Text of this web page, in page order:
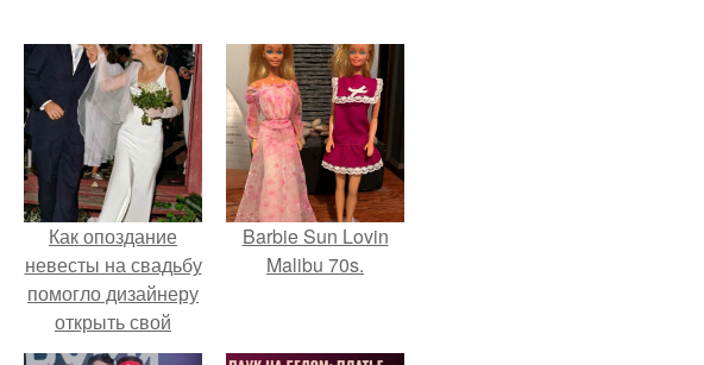
Как опоздание
невесты на свадьбу
помогло дизайнеру
открыть свой
бренд.
Barbie Sun Lovin
Malibu 70s.